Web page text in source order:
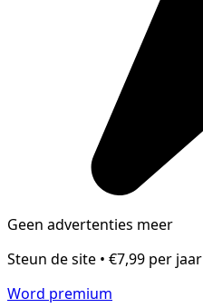
Geen advertenties meer
Steun de site • €7,99 per jaar
Word premium